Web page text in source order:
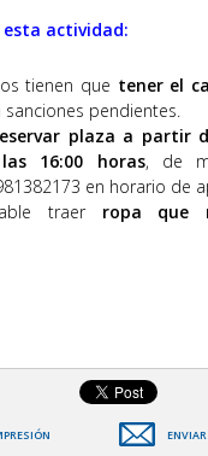
actividad:
tienen que tener el
sanciones pendientes.
plaza a partir
16:00 horas, de
en horario de
traer ropa que